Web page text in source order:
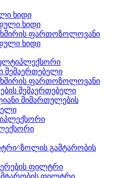
ხიდი
ხიდი
ფართოზოლოვანი
ხიდი
შემაერთებელი
ფართოზოლოვანი
შემაერთებელი
მიმართულების
გამტარობის
ფილტრი
ფილტრი